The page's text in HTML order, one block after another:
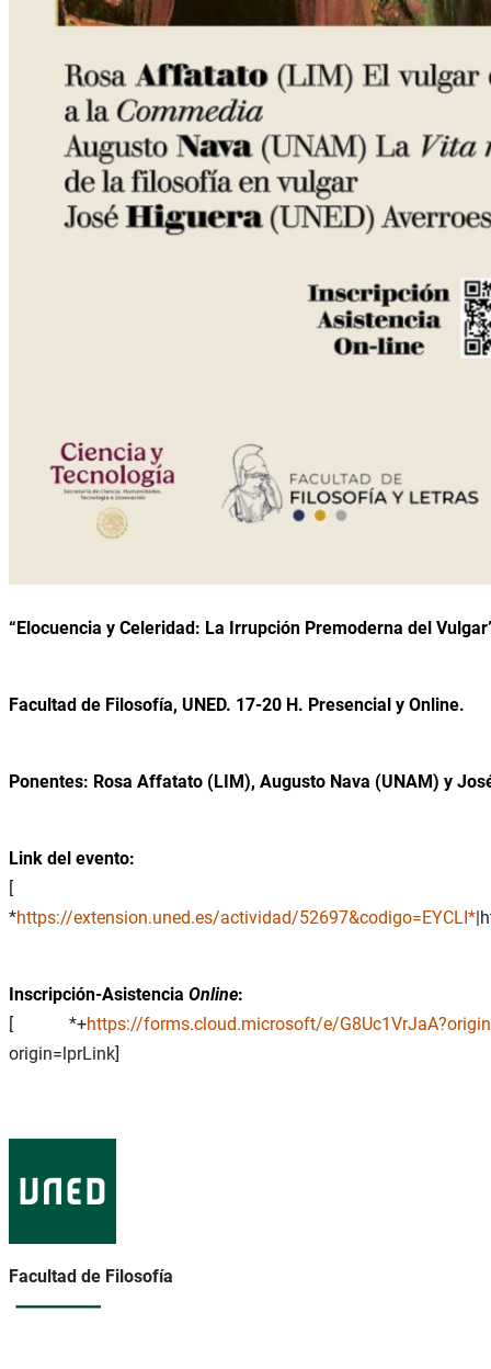
“Elocuencia y Celeridad: La Irrupción Premoderna del
Facultad de Filosofía, UNED. 17-20 H. Presencial y Online.
Ponentes: Rosa Affatato (LIM), Augusto Nava (UNAM) y
Link del evento:
[
*https://extension.uned.es/actividad/52697&codigo=EYCLI*
Inscripción-Asistencia Online:
[ *+https://forms.cloud.microsoft/e/
origin=lprLink]
Facultad de Filosofía